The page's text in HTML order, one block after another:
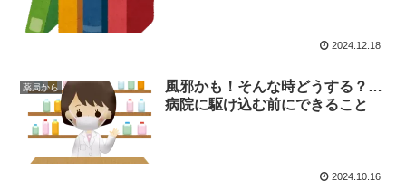
2024.12.18
薬局から
風邪かも！そんな時どうする？…
病院に駆け込む前にできること
2024.10.16